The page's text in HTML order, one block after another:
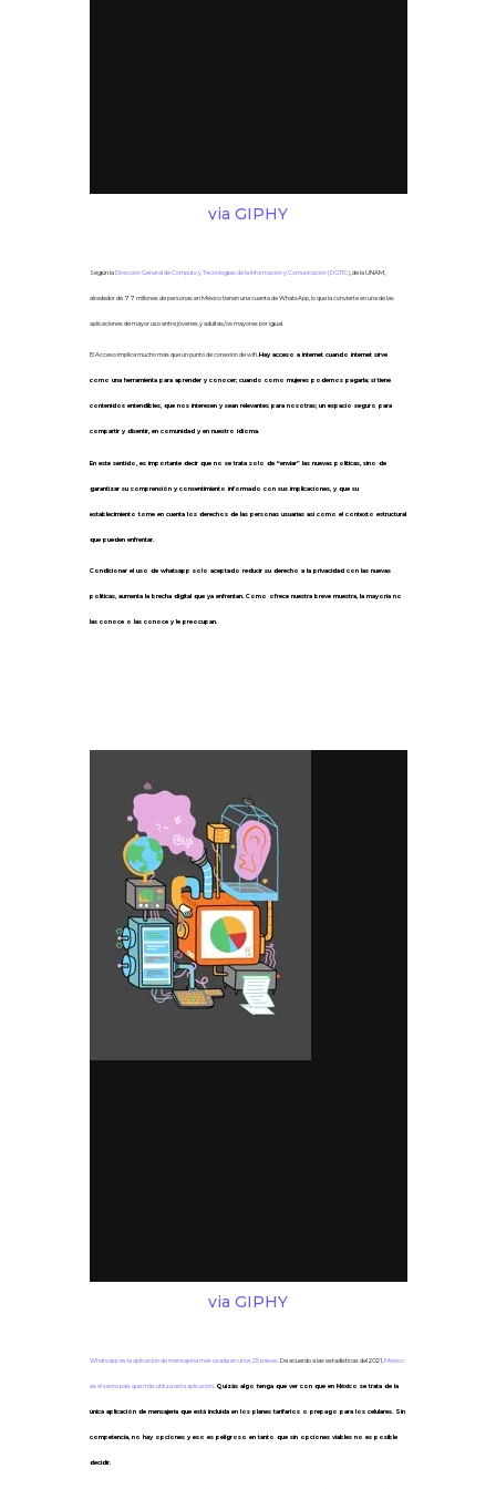
via GIPHY
Según laDirección General de Cómputo y Tecnologías de la Información y Comunicación (DGTIC), de la UNAM,
alrededor de 77 millones de personas en México tienen una cuenta de WhatsApp, lo que la convierte en una de las
aplicaciones de mayor uso entre jóvenes y adultas/os mayores por igual.
El Acceso implica mucho más que un punto de conexión de wifi.Hay acceso a internet cuando internet sirve
como una herramienta para aprender y conocer; cuando como mujeres podemos pagarla; si tiene
contenidos entendibles, que nos interesen y sean relevantes para nosotras; un espacio seguro para
compartir y disentir, en comunidad y en nuestro idioma.
En este sentido, es importante decir que no se trata solo de “enviar” las nuevas políticas, sino de
garantizar su comprensión y consentimiento informado con sus implicaciones, y que su
establecimiento tome en cuenta los derechos de las personas usuarias así como el contexto estructural
que pueden enfrentar.
Condicionar el uso de whatsapp solo aceptado reducir su derecho a la privacidad con las nuevas
políticas, aumenta la brecha digital que ya enfrentan. Como ofrece nuestra breve muestra, la mayoría no
las conoce o las conoce y le preocupan.
via GIPHY
Whatsapp es la aplicación de mensajería más usada en unos 25 países . De acuerdo a las estadísticas del 2021, México
es el sexto país que más utiliza esta aplicación. Quizás algo tenga que ver con que en México se trata de la
única aplicación de mensajería que está incluida en los planes tarifarios o prepago para los celulares. Sin
competencia, no hay opciones y eso es peligroso en tanto que sin opciones viables no es posible
decidir.